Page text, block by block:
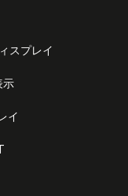
スプレイ
示
イ